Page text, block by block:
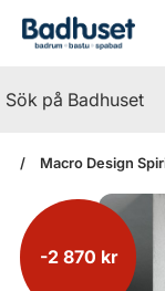
Macro Design
-2 870 kr